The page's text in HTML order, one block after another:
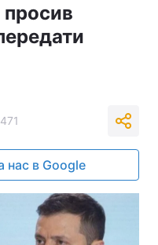
просив
нас в Google